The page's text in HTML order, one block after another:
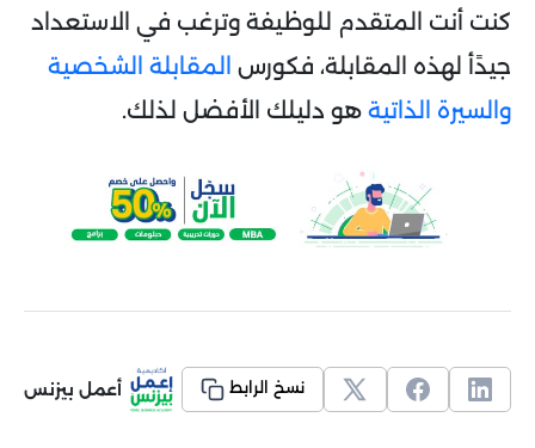
كنت أنت المتقدم للوظيفة وترغب في الاستعداد
جيدًأ لهذه المقابلة، فكورس المقابلة الشخصية
والسيرة الذاتية هو دليلك الأفضل لذلك.
نسخ الرابط أعمل بيزنس